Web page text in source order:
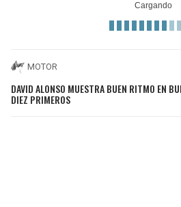
MOTOR
DAVID ALONSO MUESTRA BUEN RITMO EN
DIEZ PRIMEROS